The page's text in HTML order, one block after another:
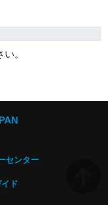
。
センター
ド